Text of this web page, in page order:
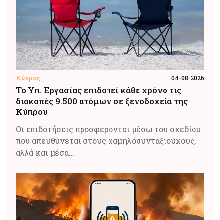
Κύπρος 04-08-2026
Το Υπ. Εργασίας επιδοτεί κάθε χρόνο τις
διακοπές 9.500 ατόμων σε ξενοδοχεία της
Κύπρου
Οι επιδοτήσεις προσφέρονται μέσω του σχεδίου
που απευθύνεται στους χαμηλοσυνταξιούχους,
αλλά και μέσα…